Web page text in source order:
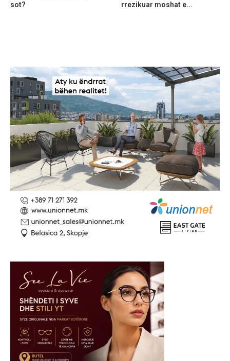
sot?
rrezikuar moshat e...